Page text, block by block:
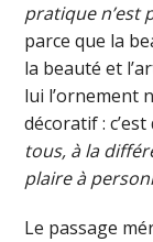
pratique n’est
parce que la
la beauté et
lui l’ornement
décoratif : c’est
tous, à la
plaire à
Le passage